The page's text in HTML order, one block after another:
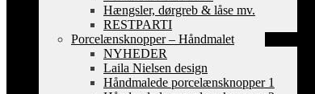
Hængsler, dørgreb & låse mv.
RESTPARTI
Porcelænsknopper – Håndmalet
NYHEDER
Laila Nielsen design
Håndmalede porcelænsknopper 1